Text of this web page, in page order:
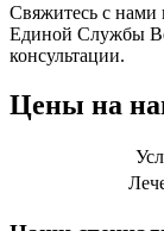
Свяжитесь с нами
Единой Службы
консультации.
Цены на